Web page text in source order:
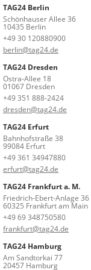
TAG24 Berlin
Schönhauser Allee 36
10435 Berlin
+49 30 120880900
berlin@tag24.de
TAG24 Dresden
Ostra-Allee 18
01067 Dresden
+49 351 888-2424
dresden@tag24.de
TAG24 Erfurt
Bahnhofstraße 38
99084 Erfurt
+49 361 34947880
erfurt@tag24.de
TAG24 Frankfurt a. M.
Friedrich-Ebert-Anlage 36
60325 Frankfurt am Main
+49 69 348750580
frankfurt@tag24.de
TAG24 Hamburg
Am Sandtorkai 77
20457 Hamburg